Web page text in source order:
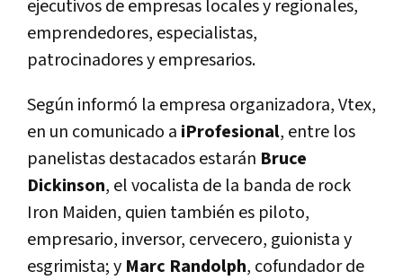
ejecutivos de empresas locales y regionales,
emprendedores, especialistas,
patrocinadores y empresarios.
Según informó la empresa organizadora, Vtex,
en un comunicado a iProfesional, entre los
panelistas destacados estarán Bruce
Dickinson, el vocalista de la banda de rock
Iron Maiden, quien también es piloto,
empresario, inversor, cervecero, guionista y
esgrimista; y Marc Randolph, cofundador de